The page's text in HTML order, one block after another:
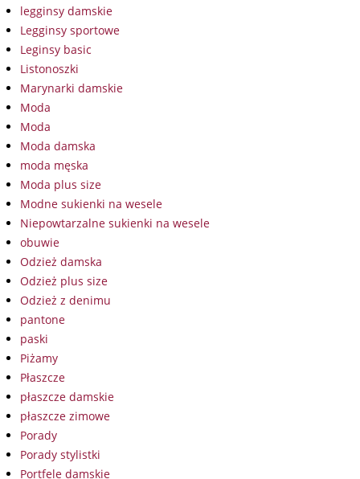
legginsy damskie
Legginsy sportowe
Leginsy basic
Listonoszki
Marynarki damskie
Moda
Moda
Moda damska
moda męska
Moda plus size
Modne sukienki na wesele
Niepowtarzalne sukienki na wesele
obuwie
Odzież damska
Odzież plus size
Odzież z denimu
pantone
paski
Piżamy
Płaszcze
płaszcze damskie
płaszcze zimowe
Porady
Porady stylistki
Portfele damskie